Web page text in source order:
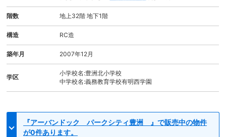
階数 地上32階 地下1階
構造 RC造
築年月 2007年12月
学区
小学校名:豊洲北小学校
中学校名:義務教育学校有明西学園
『アーバンドック パークシティ豊洲 』で販売中の物件
が0件あります。